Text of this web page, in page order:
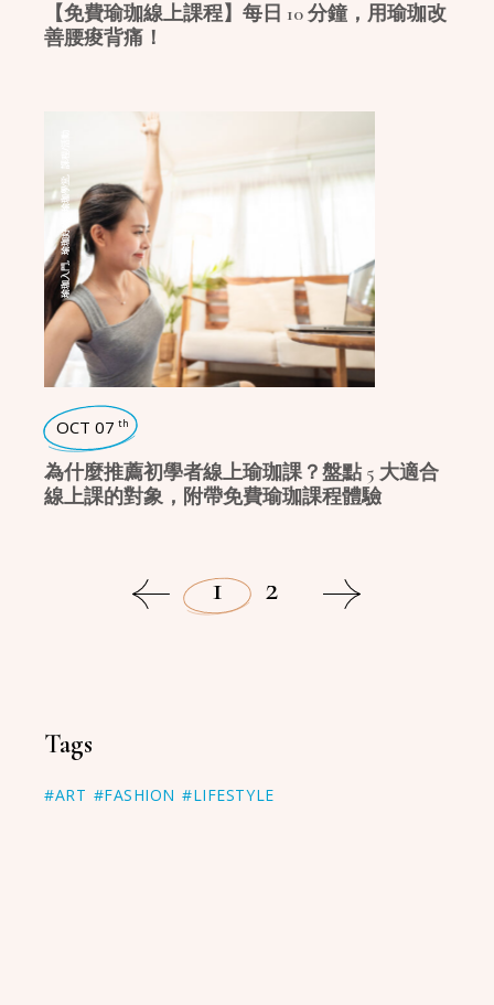
【免費瑜珈線上課程】每日 10 分鐘，用瑜珈改
善腰痠背痛！
瑜珈入門
瑜珈好物
瑜珈學堂
OCT 07 th
為什麼推薦初學者線上瑜珈課？盤點 5 大適合
線上課的對象，附帶免費瑜珈課程體驗
1 2
Tags
#ART #FASHION #LIFESTYLE